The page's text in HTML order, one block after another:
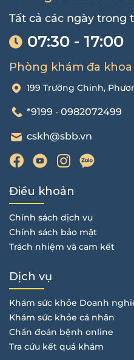
Tất cả các ngày trong
07:30 - 17:00
Phòng khám đa khoa
199 Trường Chinh,
*9199 - 0982072499
cskh@sbb.vn
Điều khoản
Chính sách dịch vụ
Chính sách bảo mật
Trách nhiệm và cam kết
Dịch vụ
Khám sức khỏe Doanh
Khám sức khỏe cá nhân
Chẩn đoán bệnh online
Tra cứu kết quả khám